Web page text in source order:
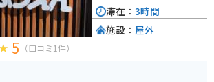
5 （口コミ1件）
滞在： 3時間
施設： 屋外